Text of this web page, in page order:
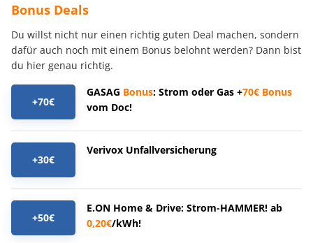
Bonus Deals
Du willst nicht nur einen richtig guten Deal machen, sondern
dafür auch noch mit einem Bonus belohnt werden? Dann bist
du hier genau richtig.
+70€
GASAG Bonus: Strom oder Gas +70€ Bonus
vom Doc!
+30€
Verivox Unfallversicherung
+50€
E.ON Home & Drive: Strom-HAMMER! ab
0,20€/kWh!